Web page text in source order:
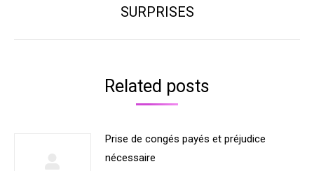
suivant
SURPRISES
Related posts
Prise de congés payés et préjudice
nécessaire